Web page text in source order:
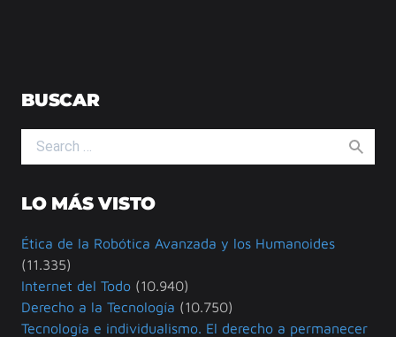
BUSCAR
Search for:
LO MÁS VISTO
Ética de la Robótica Avanzada y los Humanoides
(11.335)
Internet del Todo (10.940)
Derecho a la Tecnología (10.750)
Tecnología e individualismo. El derecho a permanecer